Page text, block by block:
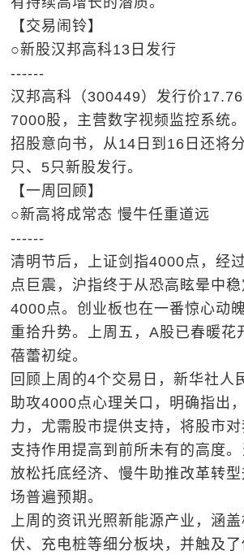
【交易闹铃】
○新股汉邦高科13日发行
------
汉邦高科（300449）发行价
7000股，主营数字视频监控系统
招股意向书，从14日到16日还将
只、5只新股发行。
【一周回顾】
○新高将成常态 慢牛任重道远
------
清明节后，上证剑指4000点，经
点巨震，沪指终于从恐高眩晕中
4000点。创业板也在一番惊心动
重拾升势。上周五，A股已春暖花
蓓蕾初绽。
回顾上周的4个交易日，新华社人
助攻4000点心理关口，明确指出
力，尤需股市提供支持，将股市
支持作用提高到前所未有的高度
放松托底经济、慢牛助推改革转
场普遍预期。
上周的资讯光照新能源产业，涵
伏、充电桩等细分板块，并触及